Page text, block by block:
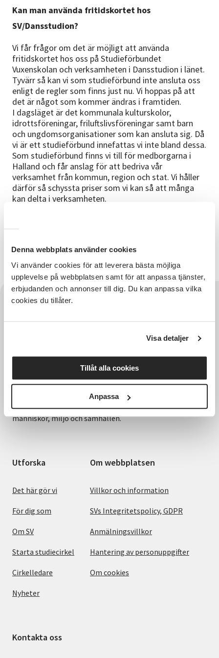
Denna webbplats använder cookies
Vi använder cookies för att leverera bästa möjliga
upplevelse på webbplatsen samt för att anpassa tjänster,
erbjudanden och annonser till dig. Du kan anpassa vilka
cookies du tillåter.
Visa detaljer
Tillåt alla cookies
Anpassa
Nyheter
Avdelningar
Lyssna
Kan man använda fritidskortet hos
SV/Dansstudion?
Vi får frågor om det är möjligt att använda
fritidskortet hos oss på Studieförbundet
Vuxenskolan och verksamheten i Dansstudion i länet.
Tyvärr så kan vi som studieförbund inte ansluta oss
enligt de regler som finns just nu. Vi hoppas på att
det är något som kommer ändras i framtiden.
I dagsläget är det kommunala kulturskolor,
idrottsföreningar, friluftslivsföreningar samt barn
och ungdomsorganisationer som kan ansluta sig. Då
vi är ett studieförbund innefattas vi inte bland dessa.
Som studieförbund finns vi till för medborgarna i
Halland och får anslag för att bedriva vår
verksamhet från kommun, region och stat. Vi håller
därför så schyssta priser som vi kan så att många
kan delta i verksamheten.
i en kurs hos oss. Du kontaktar då kundtjänst för att
Tack för att du vill vara en del av folkbildningen!
Hela Sveriges studieförbund - Vi är en central
samhällsaktör som bidrar till demokrati och
delaktighet, positiv och hållbar utveckling för
människor, miljö och samhällen.
Utforska
Det här gör vi
För dig som
Om SV
Starta studiecirkel
Cirkelledare
Nyheter
Om webbplatsen
Villkor och information
SVs Integritetspolicy, GDPR
Anmälningsvillkor
Hantering av personuppgifter
Om cookies
Kontakta oss